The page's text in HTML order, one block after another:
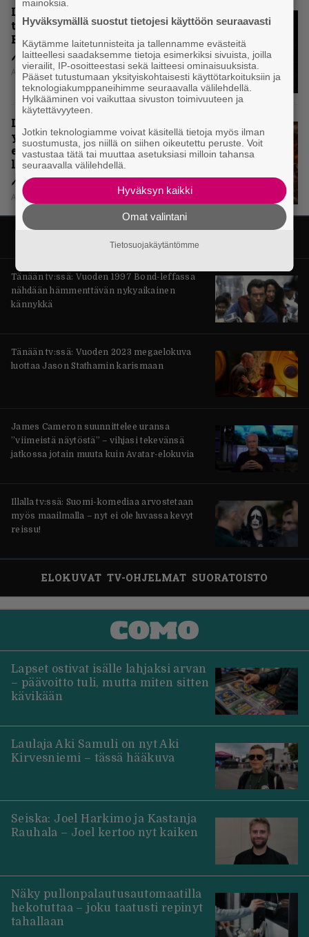
Levyarvio: Onko Steelbound jo
täydellisintä mahdollista Battle
Beastia?
Aki Nuopponen
Levyarvio: Sabaton on
yhdennellätoista albumillaan
erittäin kaukana
legendaarisuudesta
Aki Nuopponen
Tänään tv:ssä: Vuoden 1997 Bond-leffassa
nähdään hämmenttävän nykyaikainen
kännykkä
Tänään tv:ssä: Vuoden 2023 megaelokuva
luottaa Jason Stathamin karismaan
James Cameron suunnittelee uransa
”viimeistä näytöstä” – vihjasi tekevänsä
jatkossa jotain muuta kuin Avatar-elokuvia
Illalla tv:ssä: Suomi-komediaa arvostetaan
myös maailmalla – nyt ei ole luvassa kevyt
reissu!
ELOKUVAT TV-OHJELMAT SUORATOISTO
Lapset ostivat isälle lahjaksi arvan
– päävoitto tuli, mutta miten sitten
kävikään
Laulaja Aki Samuli on nyt Aki
Kirvesniemi – tässä hääkuva
Seiska: Joel Harkimo ja Kastanja
Rauhala – Joel kertoo nyt kaiken
Näky pullonpalautusautomaatilla
hekotuttaa – joku taatusti repinyt
tahallaan
mainoksia.
Hyväksymällä suostut tietojesi käyttöön seuraavasti
Käytämme laitetunnisteita ja tallennamme evästeitä
laitteellesi saadaksemme tietoja esimerkiksi sivuista, joilla
vierailit, IP-osoitteestasi sekä laitteesi ominaisuuksista.
Pääset tutustumaan yksityiskohtaisesti käyttötarkoituksiin ja
teknologiakumppaneihimme seuraavalla välilehdellä.
Hylkääminen voi vaikuttaa sivuston toimivuuteen ja
käytettävyyteen.
Jotkin teknologiamme voivat käsitellä tietoja myös ilman
suostumusta, jos niillä on siihen oikeutettu peruste. Voit
vastustaa tätä tai muuttaa asetuksiasi milloin tahansa
seuraavalla välilehdellä.
Hyväksyn kaikki
Omat valintani
Tietosuojakäytäntömme